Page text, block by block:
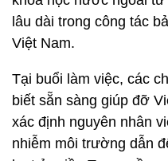
Hồng Hà đã thông báo
miền Trung Việt Nam
với bộ để điều tra sự
miền Trung Việt Nam
khoa học nước ngoài tư
lâu dài trong công tác